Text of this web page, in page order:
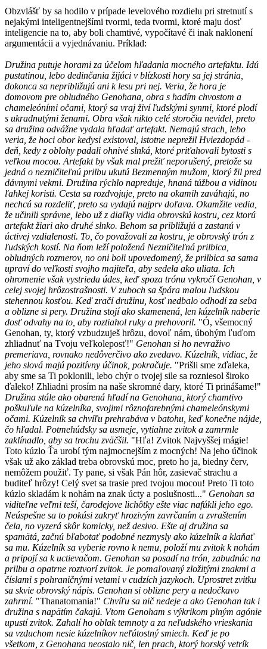
Obzvlášť by sa hodilo v prípade levelového rozdielu pri stretnutí s
nejakými inteligentnejšími tvormi, teda tvormi, ktoré maju dosť
inteligencie na to, aby boli chamtivé, vypočítavé či inak naklonení
argumentácii a vyjednávaniu. Príklad:
Družina putuje horami za účelom hľadania mocného artefaktu. Idú
pustatinou, lebo dedinčania žijúci v blízkosti hory sa jej stránia,
dokonca sa nepribližujú ani k lesu pri nej. Veria, že hora je
domovom pre obludného Genohana, obra s hadím chvostom a
chameleóními očami, ktorý sa vraj živí ľudskými synmi, ktoré plodí
s ukradnutými ženami. Obra však nikto celé storočia nevidel, preto
sa družina odvážne vydala hľadať artefakt. Nemajú strach, lebo
veria, že hoci obor kedysi existoval, istotne neprežil Hviezdopád -
deň, kedy z oblohy padali ohnivé slnká, ktoré priťahovali bytosti s
veľkou mocou. Artefakt by však mal prežiť neporušený, pretože sa
jedná o nezničiteľnú prilbu ukutú Bezmenným mužom, ktorý žil pred
dávnymi vekmi. Družina rýchlo napreduje, hnaná túžbou a vidinou
ľahkej koristi. Cesta sa rozdvojuje, preto na okamih zaváhajú, no
nechcú sa rozdeliť, preto sa vydajú najprv doľava. Okamžite vedia,
že učinili správne, lebo už z diaľky vidia obrovskú kostru, cez ktorú
artefakt žiari ako druhé slnko. Behom sa približujú a zastanú v
úctivej vzdialenosti. To, čo považovali za kostru, je obrovský trón z
ľudských kostí. Na ňom leží položená Nezničiteľná prilbica,
obludných rozmerov, no oni boli upovedomený, že prilbica sa sama
upraví do veľkosti svojho majiteľa, aby sedela ako uliata. Ich
ohromenie však vystrieda údes, keď spoza trónu vykročí Genohan, v
celej svojej hrôzostrašnosti. V zuboch sa špára malou ľudskou
stehennou kosťou. Keď zračí družinu, kosť nedbalo odhodí za seba
a oblizne si pery. Družina stojí ako skamenená, len kúzelník naberie
dosť odvahy na to, aby roztiahol ruky a prehovoril. "Ó, všemocný
Genohan, ty, ktorý vzbudzuješ hrôzu, dovoľ nám, úbohým ľuďom
zhliadnuť na Tvoju veľkoleposť!" Genohan si ho nevraživo
premeriava, rovnako nedôverčivo ako zvedavo. Kúzelník, vidiac, že
jeho slová majú pozitívny účinok, pokračuje. "Prišli sme zďaleka,
aby sme sa Ti poklonili, lebo chýr o tvojej sile sa rozniesol široko
ďaleko! Zhliadni prosím na naše skromné dary, ktoré Ti prinášame!"
Družina stále ako obarená hľadí na Genohana, ktorý chamtivo
poškuľule na kúzelníka, svojimi rôznofarebnými chameleónskymi
očami. Kúzelník sa chvíľu prehrabáva v batohu, keď konečne nájde,
čo hľadal. Potmehúdsky sa usmeje, vytiahne zvitok a zamrmle
zaklínadlo, aby sa trochu zväčšil. "Hľa! Zvitok Najvyššej mágie!
Toto kúzlo Ťa urobí tým najmocnejším z mocných! Na jeho účinok
však už ako základ treba obrovskú moc, preto ho ja, biedny červ,
nemôžem použiť. Ty pane, si však Pán hôr, zasievač strachu a
buditeľ hrôzy! Celý svet sa trasie pred tvojou mocou! Preto Ti toto
kúzlo skladám k nohám na znak úcty a poslušnosti..." Genohan sa
viditeľne veľmi teší, čarodejove lichôtky ešte viac nafúkli jeho ego.
Neúspešne sa to pokúsi zakryť hrozivým zavrčaním a zvraštením
čela, no vyzerá skôr komicky, než desivo. Ešte aj družina sa
spamätá, začnú bľabotať podobné nezmysly ako kúzelník a klaňať
sa mu. Kúzelník sa vyberie rovno k nemu, položí mu zvitok k nohám
a pripojí sa k uctievačom. Genohan sa posadí na trón, zabudnúc na
prilbu a opatrne roztvorí zvitok. Je pomaľovaný zložitými znakmi a
číslami s pohraničnými vetami v cudzích jazykoch. Uprostret zvitku
sa skvie obrovský nápis. Genohan si oblizne pery a nedočkavo
zahrmí. "Thanatomania!" Chvíľu sa nič nedeje a ako Genohan tak i
družina s napätím čakajú. Vtom Genoham s výkrikom plným agónie
upustí zvitok. Zahalí ho oblak temnoty a za neľudského vrieskania
sa vzduchom nesie kúzelníkov neľútostný smiech. Keď je po
všetkom, z Genohana neostalo nič, len prach, ktorý horský vetrík